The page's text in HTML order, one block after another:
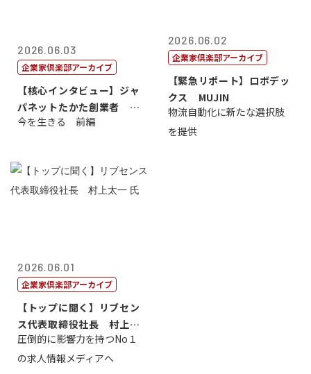
2026.06.03
企業家倶楽部アーカイブ
【核心インタビュー】ジャ
パネットたかた創業者 髙
田 明氏
今を生きる 前編
2026.06.02
企業家倶楽部アーカイブ
【緊急リポート】ロボデッ
クス MUJIN
物流自動化に新たな選択肢
を提供
2026.06.01
企業家倶楽部アーカイブ
【トップに聞く】リブセン
ス代表取締役社長 村上太
一 氏
圧倒的に影響力を持つNo１
の求人情報メディアへ